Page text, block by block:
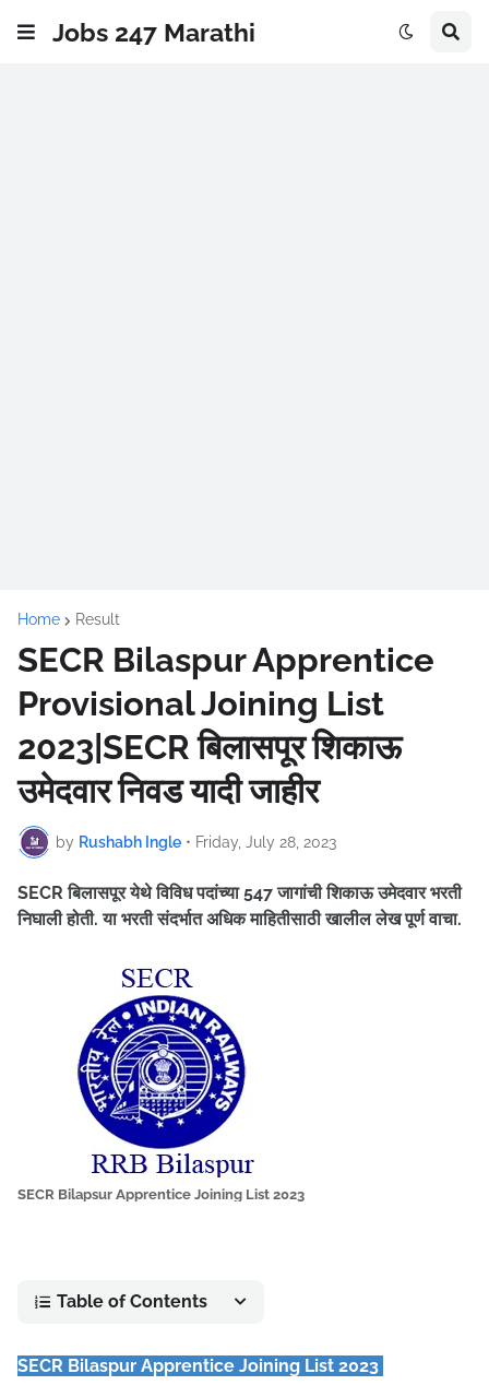
Jobs 247 Marathi
Home Result
SECR Bilaspur Apprentice
Provisional Joining List
2023|SECR बिलासपूर शिकाऊ
उमेदवार निवड यादी जाहीर
by Rushabh Ingle • Friday, July 28, 2023
SECR बिलासपूर येथे विविध पदांच्या 547 जागांची शिकाऊ उमेदवार भरती
निघाली होती. या भरती संदर्भात अधिक माहितीसाठी खालील लेख पूर्ण वाचा.
SECR Bilapsur Apprentice Joining List 2023
Table of Contents
SECR Bilaspur Apprentice Joining List 2023